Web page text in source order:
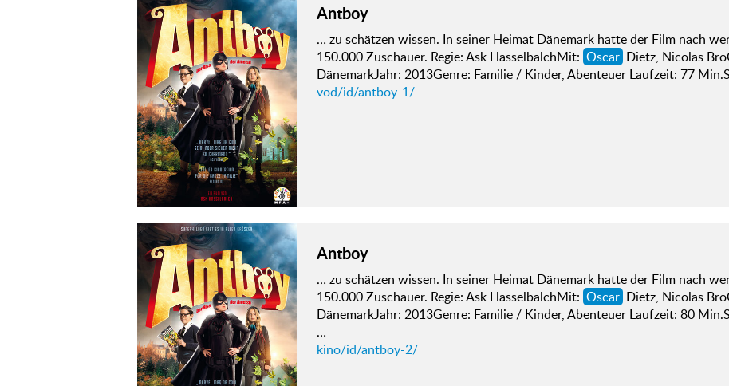
Antboy
… zu schätzen wissen. In seiner Heimat Dänemark hatte der Film nach
150.000 Zuschauer. Regie: Ask HasselbalchMit: Oscar Dietz, Nicolas
DänemarkJahr: 2013Genre: Familie / Kinder, Abenteuer Laufzeit: 77
vod/id/antboy-1/
Antboy
… zu schätzen wissen. In seiner Heimat Dänemark hatte der Film nach
150.000 Zuschauer. Regie: Ask HasselbalchMit: Oscar Dietz, Nicolas
DänemarkJahr: 2013Genre: Familie / Kinder, Abenteuer Laufzeit: 80
…
kino/id/antboy-2/